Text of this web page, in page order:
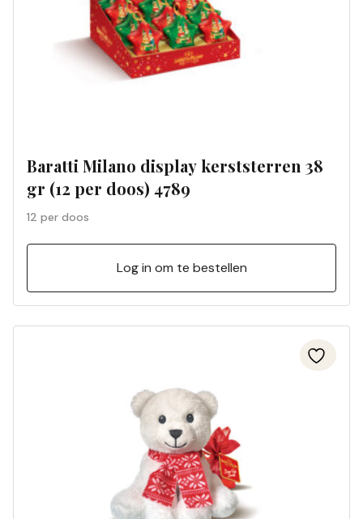
Baratti Milano display kerststerren 38
gr (12 per doos) 4789
12 per doos
Log in om te bestellen